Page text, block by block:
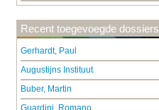
Recent toegevoegde dossiers
Gerhardt, Paul
Augustijns Instituut
Buber, Martin
Guardini, Romano